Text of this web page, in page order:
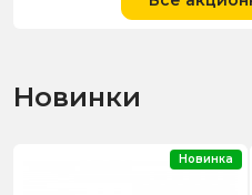
Новинки
Новинка